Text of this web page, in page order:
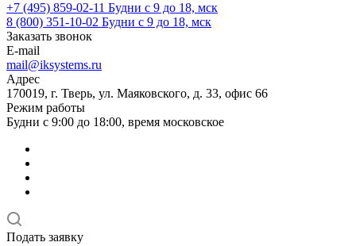
+7 (495) 859-02-11 Будни с 9 до 18, мск
8 (800) 351-10-02 Будни с 9 до 18, мск
Заказать звонок
E-mail
mail@iksystems.ru
Адрес
170019, г. Тверь, ул. Маяковского, д. 33, офис 66
Режим работы
Будни с 9:00 до 18:00, время московское
Подать заявку